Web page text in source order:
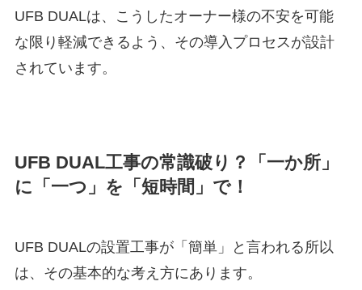
UFB DUALは、こうしたオーナー様の不安を可能
な限り軽減できるよう、その導入プロセスが設計
されています。
UFB DUAL工事の常識破り？「一か所」
に「一つ」を「短時間」で！
UFB DUALの設置工事が「簡単」と言われる所以
は、その基本的な考え方にあります。